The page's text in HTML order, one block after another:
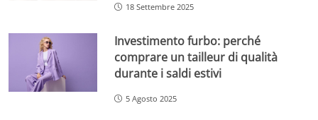
18 Settembre 2025
Investimento furbo: perché
comprare un tailleur di qualità
durante i saldi estivi
5 Agosto 2025